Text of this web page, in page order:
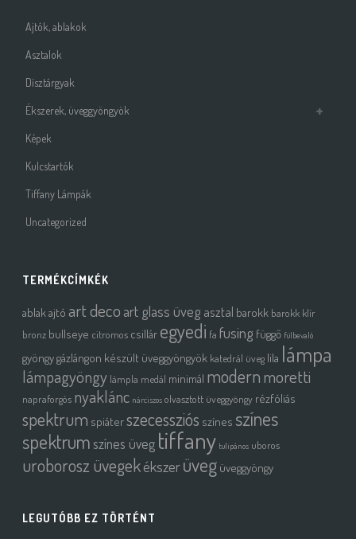
Ajtók, ablakok
Asztalok
Dísztárgyak
Ékszerek, üveggyöngyök
Képek
Kulcstartók
Tiffany Lámpák
Uncategorized
TERMÉKCÍMKÉK
ablakajtó art deco art glass üvegasztal barokk barokk klír
bronz bullseye citromos csillár egyedi fa fusing függő fülbevaló
gyöngygázlángon készült üveggyöngyök katedrál üveg lila lámpa
lámpagyöngy lámpla medál minimál modernmoretti
napraforgós nyaklánc nárciszos olvasztott üveggyöngy rézfóliás
spektrum spiáterszecessziós színes színes
spektrumszínes üveg tiffany tulipános uboros
uroborosz üvegekékszerüveg üveggyöngy
LEGUTÓBB EZ TÖRTÉNT